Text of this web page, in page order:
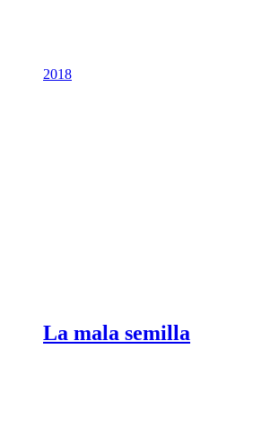
2018
La mala semilla